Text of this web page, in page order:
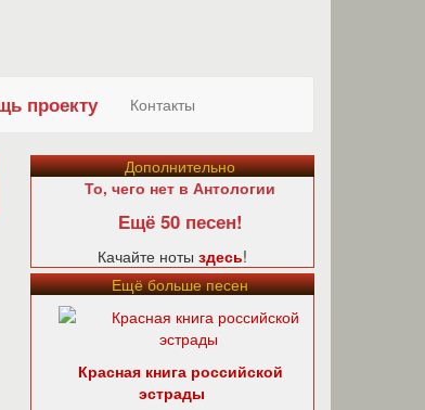
проекту Контакты
Дополнительно
То, чего нет в Антологии
Ещё 50 песен!
Качайте ноты здесь!
Ещё больше песен
Красная книга российской
эстрады